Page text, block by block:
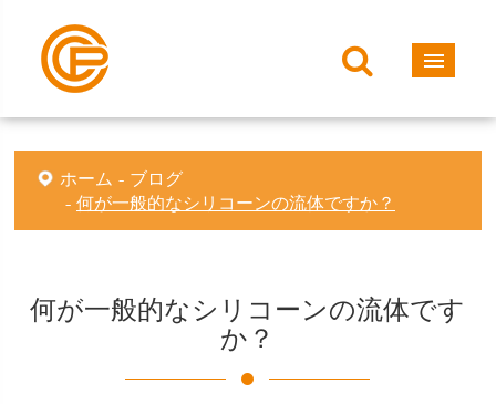
ホーム
ブログ
何が一般的なシリコーンの流体ですか？
何が一般的なシリコーンの流体です
か？